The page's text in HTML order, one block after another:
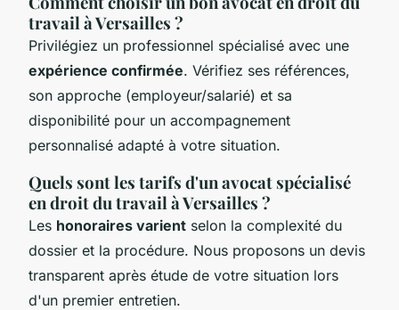
travail à Versailles ?
Privilégiez un professionnel spécialisé avec une
expérience confirmée. Vérifiez ses références,
son approche (employeur/salarié) et sa
disponibilité pour un accompagnement
personnalisé adapté à votre situation.
Quels sont les tarifs d'un avocat spécialisé
en droit du travail à Versailles ?
Les honoraires varient selon la complexité du
dossier et la procédure. Nous proposons un devis
transparent après étude de votre situation lors
d'un premier entretien.